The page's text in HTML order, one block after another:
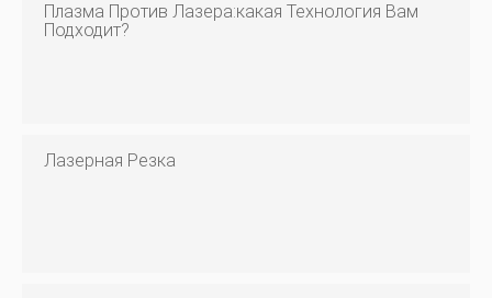
Плазма Против Лазера:какая Технология Вам
Подходит?
Лазерная Резка